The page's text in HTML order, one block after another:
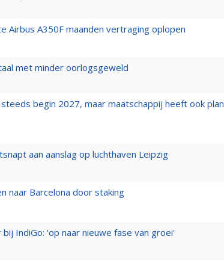
Airbus A350F maanden vertraging oplopen
met minder oorlogsgeweld
begin 2027, maar maatschappij heeft ook plan
aan aanslag op luchthaven Leipzig
naar Barcelona door staking
IndiGo: 'op naar nieuwe fase van groei'